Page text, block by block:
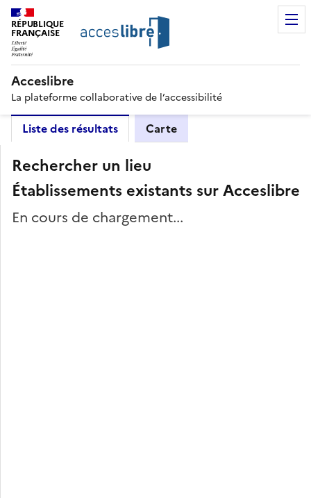
RÉPUBLIQUE
FRANÇAISE
Acceslibre
La plateforme collaborative de l’accessibilité
Liste des résultats Carte
Rechercher un lieu
Établissements existants sur Acceslibre
En cours de chargement...